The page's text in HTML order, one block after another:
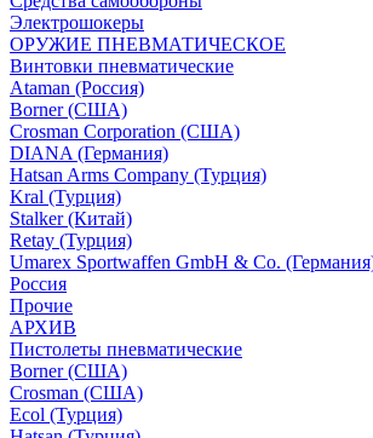
Электрошокеры
ОРУЖИЕ ПНЕВМАТИЧЕСКОЕ
Винтовки пневматические
Ataman (Россия)
Borner (США)
Crosman Corporation (США)
DIANA (Германия)
Hatsan Arms Company (Турция)
Kral (Турция)
Stalker (Китай)
Retay (Турция)
Umarex Sportwaffen GmbH & Co.
Россия
Прочие
АРХИВ
Пистолеты пневматические
Borner (США)
Crosman (США)
Ecol (Турция)